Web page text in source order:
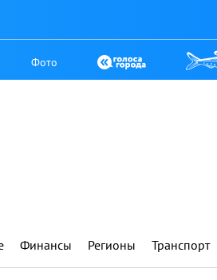
Фото
Финансы Регионы Транспорт